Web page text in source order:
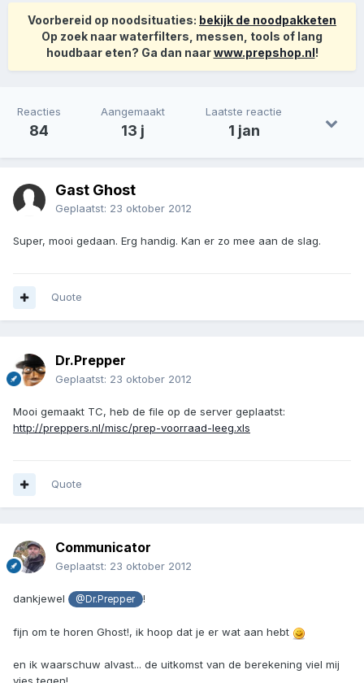
Voorbereid op noodsituaties: bekijk de noodpakketen
Op zoek naar waterfilters, messen, tools of lang
houdbaar eten? Ga dan naarwww.prepshop.nl!
Reacties
84
Aangemaakt
13 j
Laatste reactie
1 jan
Gast Ghost
Geplaatst: 23 oktober 2012
Super, mooi gedaan. Erg handig. Kan er zo mee aan de slag.
Quote
Dr.Prepper
Geplaatst: 23 oktober 2012
Mooi gemaakt TC, heb de file op de server geplaatst:
http://preppers.nl/misc/prep-voorraad-leeg.xls
Quote
Communicator
Geplaatst: 23 oktober 2012
dankjewel @Dr.Prepper !
fijn om te horen Ghost!, ik hoop dat je er wat aan hebt
en ik waarschuw alvast... de uitkomst van de berekening viel mij